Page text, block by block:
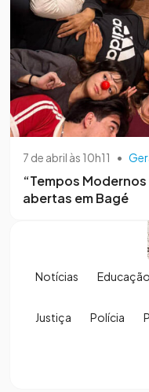
7 de abril às 10h11 •
“Tempos
abertas em Bagé
Notícias Educação
Justiça Polícia